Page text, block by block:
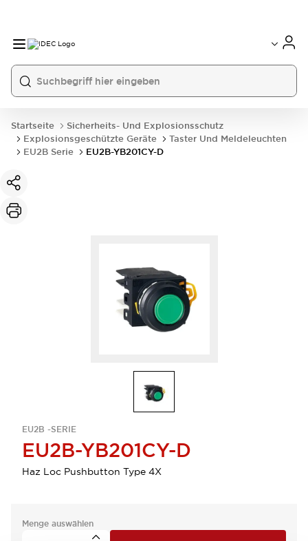
Startseite
Sicherheits- Und Explosionsschutz
Explosionsgeschützte Geräte
Taster Und Meldeleuchten
EU2B Serie
EU2B-YB201CY-D
EU2B -SERIE
EU2B-YB201CY-D
Haz Loc Pushbutton Type 4X
Menge auswählen